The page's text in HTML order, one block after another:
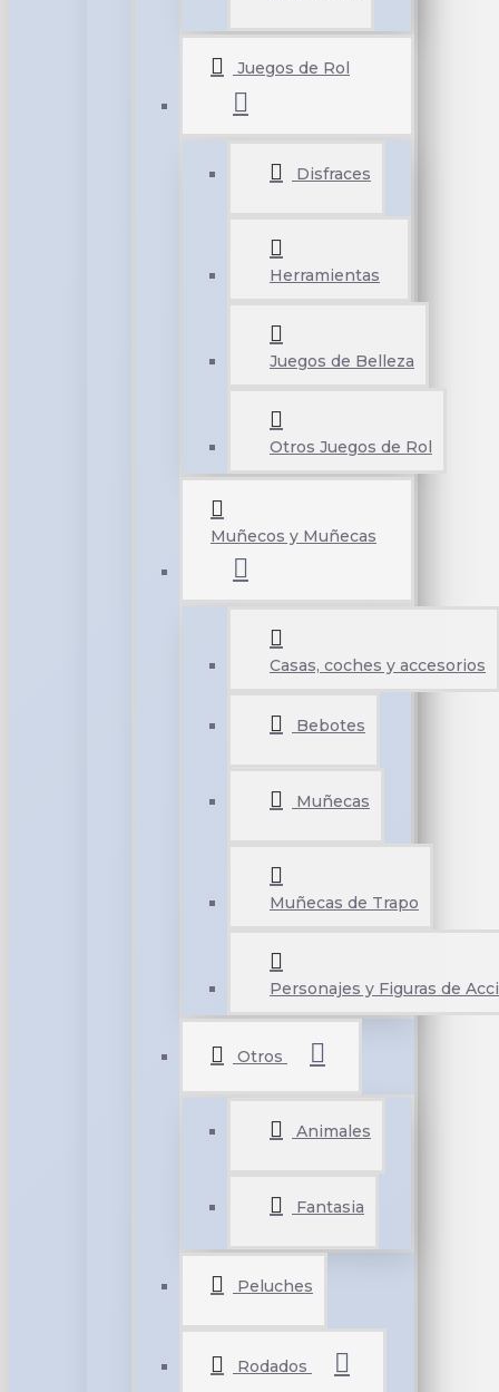
Juegos de Rol
Disfraces
Herramientas
Juegos de Belleza
Otros Juegos de Rol
Muñecos y Muñecas
Casas, coches y accesorios
Bebotes
Muñecas
Muñecas de Trapo
Personajes y Figuras de
Otros
Animales
Fantasia
Peluches
Rodados